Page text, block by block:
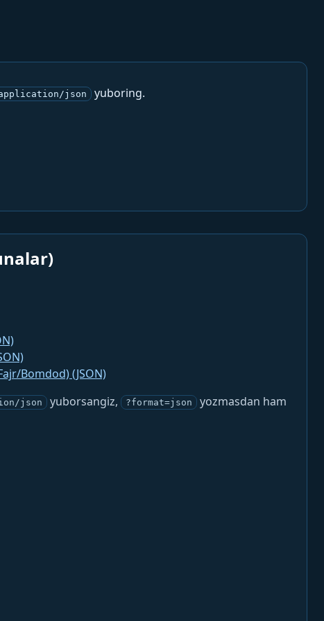
json
yuboring.
Bomdod) (JSON)
json yuborsangiz, ?format=json
yozmasdan ham